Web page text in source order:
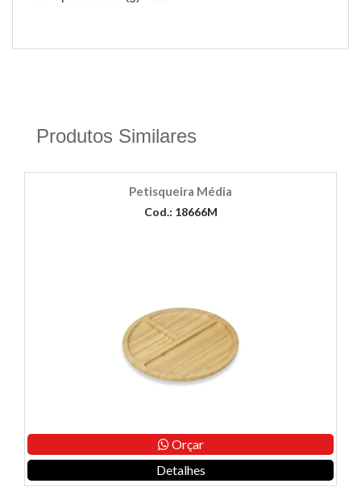
Produtos Similares
Petisqueira Média
Cod.: 18666M
Orçar
Detalhes